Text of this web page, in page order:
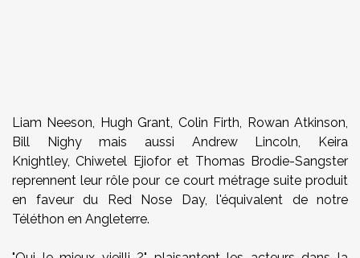
Liam Neeson, Hugh Grant, Colin Firth, Rowan Atkinson,
Bill Nighy mais aussi Andrew Lincoln, Keira
Knightley, Chiwetel Ejiofor et Thomas Brodie-Sangster
reprennent leur rôle pour ce court métrage suite produit
en faveur du Red Nose Day, l'équivalent de notre
Téléthon en Angleterre.